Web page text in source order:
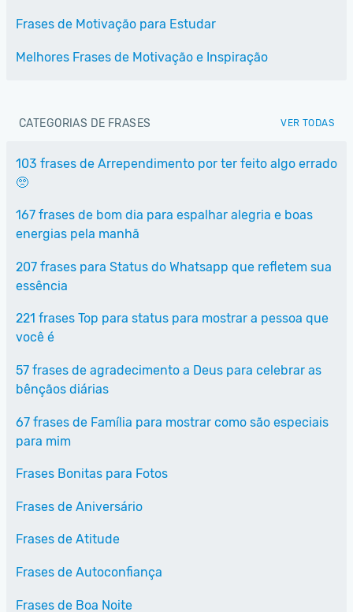
Frases de Motivação para Estudar
Melhores Frases de Motivação e Inspiração
CATEGORIAS DE FRASES VER TODAS
103 frases de Arrependimento por ter feito algo errado
🥺
167 frases de bom dia para espalhar alegria e boas
energias pela manhã
207 frases para Status do Whatsapp que refletem sua
essência
221 frases Top para status para mostrar a pessoa que
você é
57 frases de agradecimento a Deus para celebrar as
bênçãos diárias
67 frases de Família para mostrar como são especiais
para mim
Frases Bonitas para Fotos
Frases de Aniversário
Frases de Atitude
Frases de Autoconfiança
Frases de Boa Noite